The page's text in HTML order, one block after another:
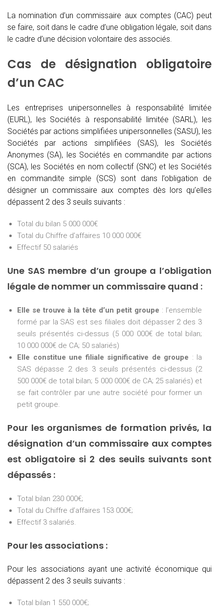
La nomination d’un commissaire aux comptes (CAC) peut
se faire, soit dans le cadre d’une obligation légale, soit dans
le cadre d’une décision volontaire des associés.
Cas de désignation obligatoire
d’un CAC
Les entreprises unipersonnelles à responsabilité limitée
(EURL), les Sociétés à responsabilité limitée (SARL), les
Sociétés par actions simplifiées unipersonnelles (SASU), les
Sociétés par actions simplifiées (SAS), les Sociétés
Anonymes (SA), les Sociétés en commandite par actions
(SCA), les Sociétés en nom collectif (SNC) et les Sociétés
en commandite simple (SCS) sont dans l’obligation de
désigner un commissaire aux comptes dès lors qu’elles
dépassent 2 des 3 seuils suivants :
Total du bilan 5 000 000€
Total du Chiffre d’affaires 10 000 000€
Effectif 50 salariés
Une SAS membre d’un groupe a l’obligation
légale de nommer un commissaire quand :
Elle se trouve à la tête d’un petit groupe : l’ensemble
formé par la SAS est ses filiales doit dépasser 2 des 3
seuils présentés ci-dessus (5 000 000€ de total bilan;
10 000 000€ de CA; 50 salariés)
Elle constitue une filiale significative de groupe : la
SAS dépasse 2 des 3 seuils présentés ci-dessus (2
500 000€ de total bilan; 5 000 000€ de CA; 25 salariés) et
se fait contrôler par une autre société pour former un
petit groupe.
Pour les organismes de formation privés, la
désignation d’un commissaire aux comptes
est obligatoire si 2 des seuils suivants sont
dépassés :
Total bilan 230 000€;
Total du Chiffre d’affaires 153 000€;
Effectif 3 salariés.
Pour les associations :
Pour les associations ayant une activité économique qui
dépassent 2 des 3 seuils suivants :
Total bilan 1 550 000€;